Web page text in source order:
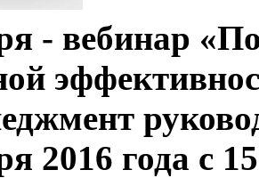
- вебинар
2016 года с